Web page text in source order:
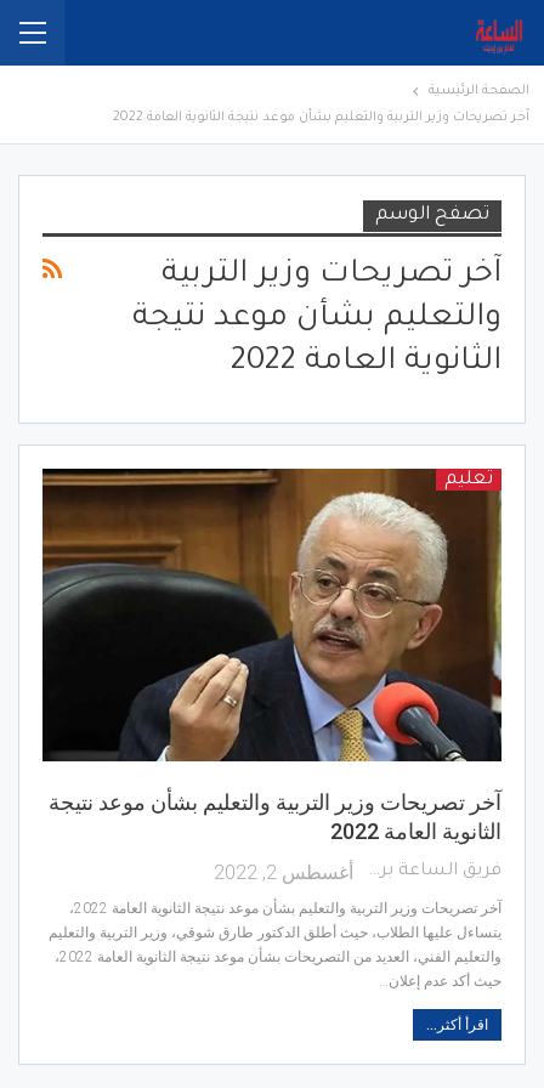
الصفحة الرئيسية
آخر تصريحات وزير التربية والتعليم بشأن موعد نتيجة الثانوية العامة 2022
تصفح الوسم
آخر تصريحات وزير التربية
والتعليم بشأن موعد نتيجة
الثانوية العامة 2022
تعليم
آخر تصريحات وزير التربية والتعليم بشأن موعد نتيجة
الثانوية العامة 2022
فريق الساعة برس أغسطس 2, 2022
آخر تصريحات وزير التربية والتعليم بشأن موعد نتيجة الثانوية العامة 2022،
يتساءل عليها الطلاب، حيث أطلق الدكتور طارق شوقي، وزير التربية والتعليم
والتعليم الفني، العديد من التصريحات بشأن موعد نتيجة الثانوية العامة 2022،
حيث أكد عدم إعلان…
اقرأ أكثر...